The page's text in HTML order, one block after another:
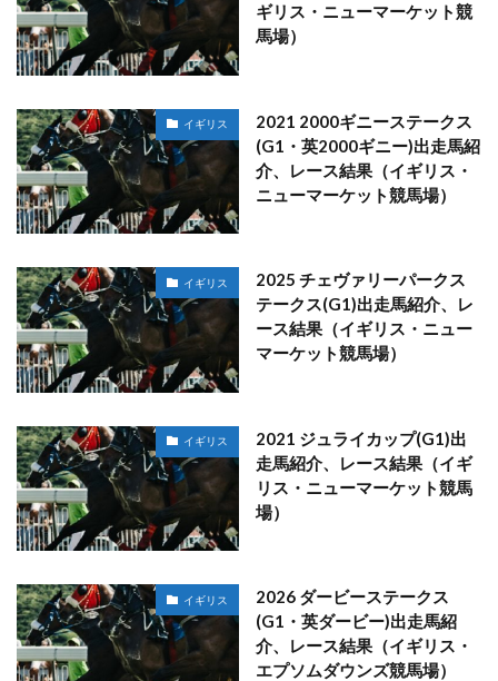
ギリス・ニューマーケット競
馬場）
イギリス
2021 2000ギニーステークス
(G1・英2000ギニー)出走馬紹
介、レース結果（イギリス・
ニューマーケット競馬場）
イギリス
2025 チェヴァリーパークス
テークス(G1)出走馬紹介、レ
ース結果（イギリス・ニュー
マーケット競馬場）
イギリス
2021 ジュライカップ(G1)出
走馬紹介、レース結果（イギ
リス・ニューマーケット競馬
場）
イギリス
2026 ダービーステークス
(G1・英ダービー)出走馬紹
介、レース結果（イギリス・
エプソムダウンズ競馬場）